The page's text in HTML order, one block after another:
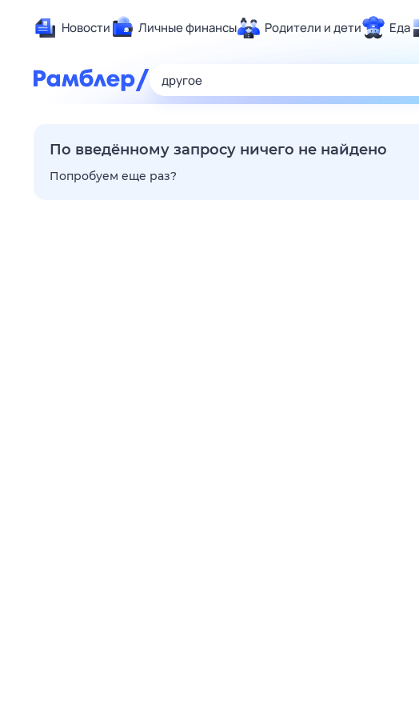
Новости Личные финансы Родители и дети Еда
Развлечения и отдых
Спорт
По введённому запросу ничего не найдено
Попробуем еще раз?